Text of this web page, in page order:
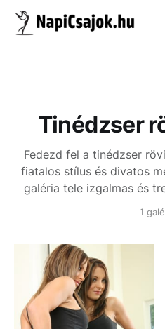
Tinédzser
Fedezd fel a tinédzser
fiatalos stílus és divatos
galéria tele izgalmas és
1